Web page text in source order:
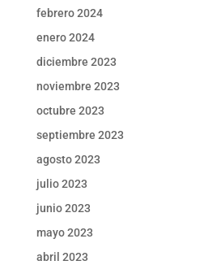
febrero 2024
enero 2024
diciembre 2023
noviembre 2023
octubre 2023
septiembre 2023
agosto 2023
julio 2023
junio 2023
mayo 2023
abril 2023